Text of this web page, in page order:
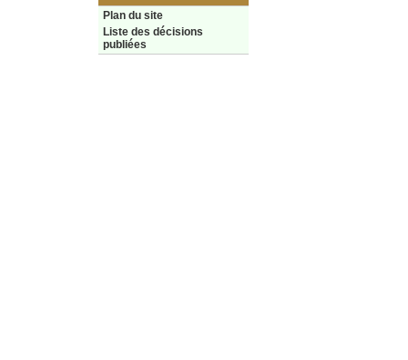
Plan du site
Liste des décisions
publiées